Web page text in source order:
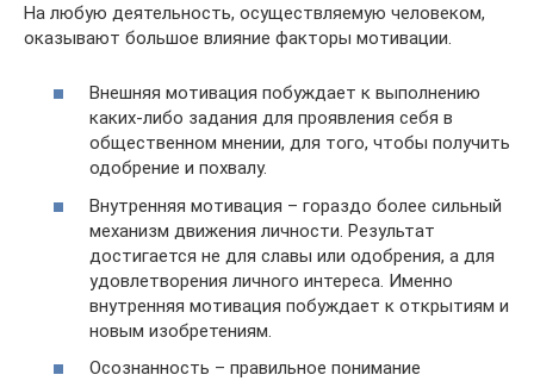
На любую деятельность, осуществляемую человеком,
оказывают большое влияние факторы мотивации.
Внешняя мотивация побуждает к выполнению
каких-либо задания для проявления себя в
общественном мнении, для того, чтобы получить
одобрение и похвалу.
Внутренняя мотивация – гораздо более сильный
механизм движения личности. Результат
достигается не для славы или одобрения, а для
удовлетворения личного интереса. Именно
внутренняя мотивация побуждает к открытиям и
новым изобретениям.
Осознанность – правильное понимание